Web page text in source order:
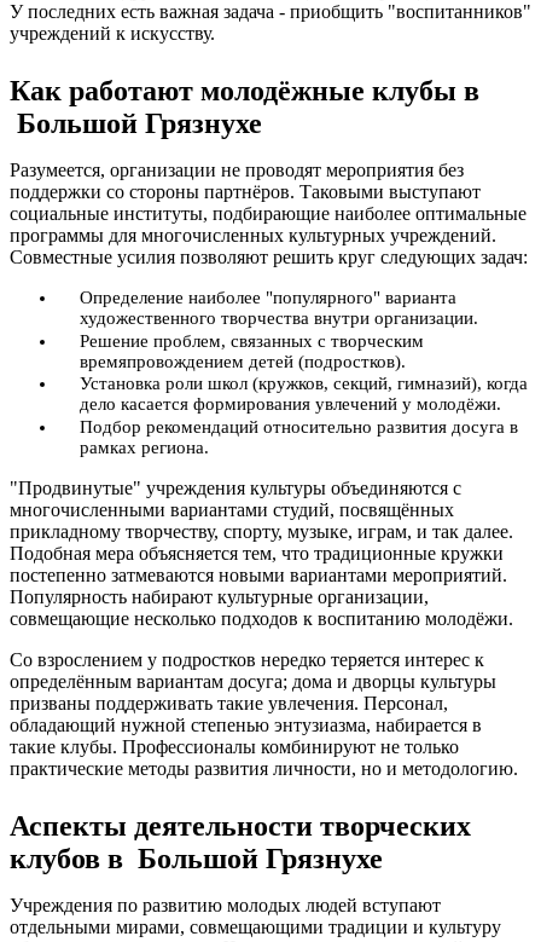
У последних есть важная задача - приобщить "воспитанников"
учреждений к искусству.
Как работают молодёжные клубы в
Большой Грязнухе
Разумеется, организации не проводят мероприятия без
поддержки со стороны партнёров. Таковыми выступают
социальные институты, подбирающие наиболее оптимальные
программы для многочисленных культурных учреждений.
Совместные усилия позволяют решить круг следующих задач:
Определение наиболее "популярного" варианта
художественного творчества внутри организации.
Решение проблем, связанных с творческим
времяпровождением детей (подростков).
Установка роли школ (кружков, секций, гимназий), когда
дело касается формирования увлечений у молодёжи.
Подбор рекомендаций относительно развития досуга в
рамках региона.
"Продвинутые" учреждения культуры объединяются с
многочисленными вариантами студий, посвящённых
прикладному творчеству, спорту, музыке, играм, и так далее.
Подобная мера объясняется тем, что традиционные кружки
постепенно затмеваются новыми вариантами мероприятий.
Популярность набирают культурные организации,
совмещающие несколько подходов к воспитанию молодёжи.
Со взрослением у подростков нередко теряется интерес к
определённым вариантам досуга; дома и дворцы культуры
призваны поддерживать такие увлечения. Персонал,
обладающий нужной степенью энтузиазма, набирается в
такие клубы. Профессионалы комбинируют не только
практические методы развития личности, но и методологию.
Аспекты деятельности творческих
клубов в Большой Грязнухе
Учреждения по развитию молодых людей вступают
отдельными мирами, совмещающими традиции и культуру